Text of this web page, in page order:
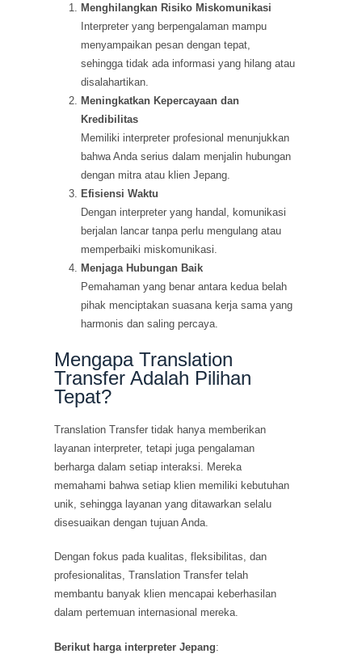
Menghilangkan Risiko Miskomunikasi
Interpreter yang berpengalaman mampu
menyampaikan pesan dengan tepat,
sehingga tidak ada informasi yang hilang atau
disalahartikan.
Meningkatkan Kepercayaan dan
Kredibilitas
Memiliki interpreter profesional menunjukkan
bahwa Anda serius dalam menjalin hubungan
dengan mitra atau klien Jepang.
Efisiensi Waktu
Dengan interpreter yang handal, komunikasi
berjalan lancar tanpa perlu mengulang atau
memperbaiki miskomunikasi.
Menjaga Hubungan Baik
Pemahaman yang benar antara kedua belah
pihak menciptakan suasana kerja sama yang
harmonis dan saling percaya.
Mengapa Translation
Transfer Adalah Pilihan
Tepat?
Translation Transfer tidak hanya memberikan
layanan interpreter, tetapi juga pengalaman
berharga dalam setiap interaksi. Mereka
memahami bahwa setiap klien memiliki kebutuhan
unik, sehingga layanan yang ditawarkan selalu
disesuaikan dengan tujuan Anda.
Dengan fokus pada kualitas, fleksibilitas, dan
profesionalitas, Translation Transfer telah
membantu banyak klien mencapai keberhasilan
dalam pertemuan internasional mereka.
Berikut harga interpreter Jepang: